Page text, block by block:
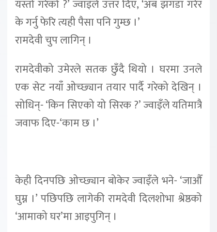
यस्तो गरेको ?’ ज्वाइँले उत्तर दिए, ‘अब झगडा गरेर
के गर्नु फेरि त्यही पैसा पनि गुम्छ ।’
रामदेवी चुप लागिन् ।
रामदेवीको उमेरले सतक छुँदै थियो । घरमा उनले
एक सेट नयाँ ओच्छ्यान तयार पार्दै गरेको देखिन् ।
सोधिन्- ‘किन सिएको यो सिरक ?’ ज्वाइँले यतिमात्रै
जवाफ दिए-‘काम छ ।’
केही दिनपछि ओच्छ्यान बोकेर ज्वाइँले भने- ‘जाऔँ
घुम्न ।’ पछिपछि लागेकी रामदेवी दिलशोभा श्रेष्ठको
‘आमाको घर’मा आइपुगिन् ।